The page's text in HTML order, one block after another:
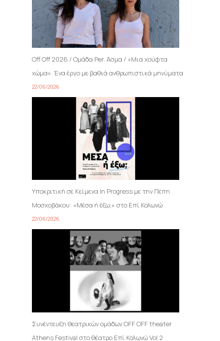
Off Off 2026 / Ομάδα Per. Άσμα / «Μια χούφτα
χώμα». Ένα έργο με βαθιά ανθρωπιστικά μηνύματα
22/06/2026
Υποκριτική σε Κείμενα In Progress με την Πέπη
Μοσχοβάκου: «Μέσα ή έξω;» στο Επί Κολωνώ
22/06/2026
Συνέντευξη θεατρικών ομάδων OFF OFF theater
Athens Festival στο θέατρο Επί Κολωνώ Vol 2